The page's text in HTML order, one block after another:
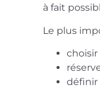
à fait
Le plus
choisir
définir